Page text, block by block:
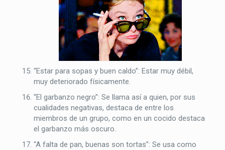
“Estar para sopas y buen caldo”: Estar muy débil,
muy deteriorado físicamente.
“El garbanzo negro”: Se llama así a quien, por sus
cualidades negativas, destaca de entre los
miembros de un grupo, como en un cocido destaca
el garbanzo más oscuro.
“A falta de pan, buenas son tortas”: Se usa como